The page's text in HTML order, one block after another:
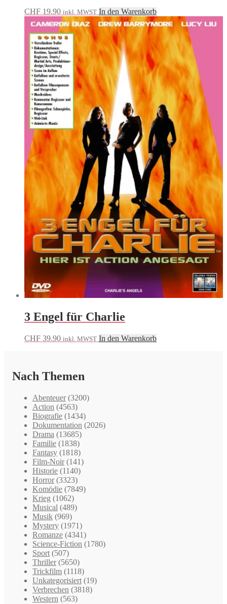
CHF 19.90 inkl. MWST In den Warenkorb
3 Engel für Charlie
CHF 39.90 inkl. MWST In den Warenkorb
Nach Themen
Abenteuer (3200)
Action (4563)
Biografie (1434)
Dokumentation (2026)
Drama (13685)
Familie (1838)
Fantasy (1818)
Film-Noir (141)
Historie (1140)
Horror (3323)
Komödie (7849)
Krieg (1062)
Musical (489)
Musik (969)
Mystery (1971)
Romanze (4341)
Science-Fiction (1780)
Sport (507)
Thriller (5650)
Trickfilm (1118)
Unkategorisiert (19)
Verbrechen (3818)
Western (563)